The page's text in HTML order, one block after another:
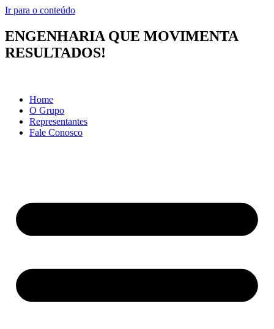
Ir para o conteúdo
ENGENHARIA QUE MOVIMENTA
RESULTADOS!
Home
O Grupo
Representantes
Fale Conosco